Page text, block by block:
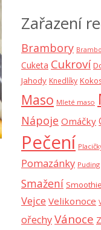
Zařazení
Brambory
Cuketa Cukroví
Jahody Knedlíky
Maso Mleté maso
Nápoje Omáčky
Pečení
Pomazánky Puding
Smažení Smoothie
Vejce Velikonoce
ořechyVánoce